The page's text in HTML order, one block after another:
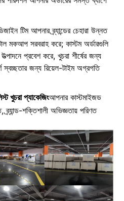
টিম আপনার ব্র্যান্ডের চেহারা উন্নত
মকআপ সরবরাহ করে; কাস্টম অর্ডারগুলি
প্রবেশ করে, খুচরা শীর্ষের জন্য
স্বচ্ছতার জন্য রিয়েল-টাইম অগ্রগতি
খুচরা প্যাকেজিংআপনার কাস্টমাইজড
শক্তিশালী অভিজ্ঞতায় পরিণত